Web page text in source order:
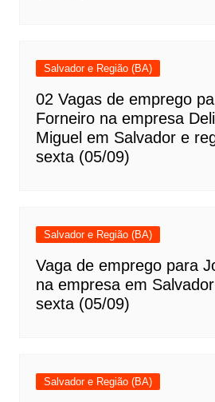
Salvador e Região (BA)
02 Vagas de emprego
Forneiro na empresa
Miguel em Salvador e
sexta (05/09)
Salvador e Região (BA)
Vaga de emprego para
na empresa em
sexta (05/09)
Salvador e Região (BA)